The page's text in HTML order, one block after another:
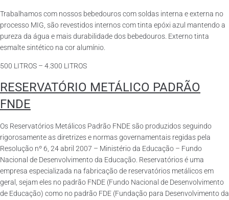
Trabalhamos com nossos bebedouros com soldas interna e externa no
processo MIG, são revestidos internos com tinta epóxi azul mantendo a
pureza da água e mais durabilidade dos bebedouros. Externo tinta
esmalte sintético na cor alumínio.
500 LITROS – 4.300 LITROS
RESERVATÓRIO METÁLICO PADRÃO
FNDE
Os Reservatórios Metálicos Padrão FNDE são produzidos seguindo
rigorosamente as diretrizes e normas governamentais regidas pela
Resolução nº 6, 24 abril 2007 – Ministério da Educação – Fundo
Nacional de Desenvolvimento da Educação. Reservatórios é uma
empresa especializada na fabricação de reservatórios metálicos em
geral, sejam eles no padrão FNDE (Fundo Nacional de Desenvolvimento
de Educação) como no padrão FDE (Fundação para Desenvolvimento da